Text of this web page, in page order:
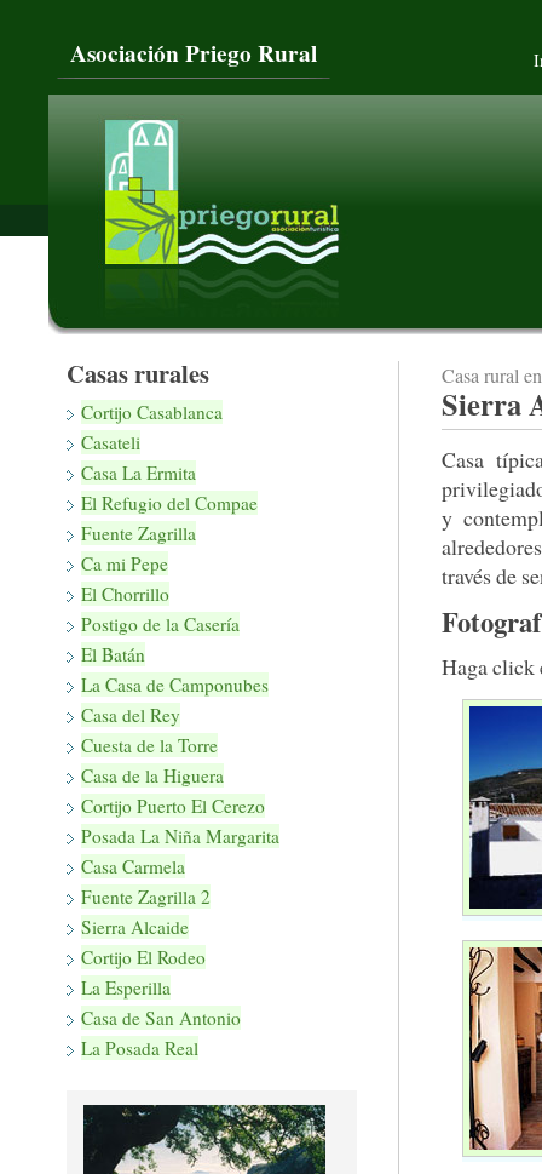
Asociación Priego Rural
Casas rurales
Cortijo Casablanca
Casateli
Casa La Ermita
El Refugio del Compae
Fuente Zagrilla
Ca mi Pepe
El Chorrillo
Postigo de la Casería
El Batán
La Casa de Camponubes
Casa del Rey
Cuesta de la Torre
Casa de la Higuera
Cortijo Puerto El Cerezo
Posada La Niña Margarita
Casa Carmela
Fuente Zagrilla 2
Sierra Alcaide
Cortijo El Rodeo
La Esperilla
Casa de San Antonio
La Posada Real
Casa rural
Sierra
Casa
y
través de
Haga click